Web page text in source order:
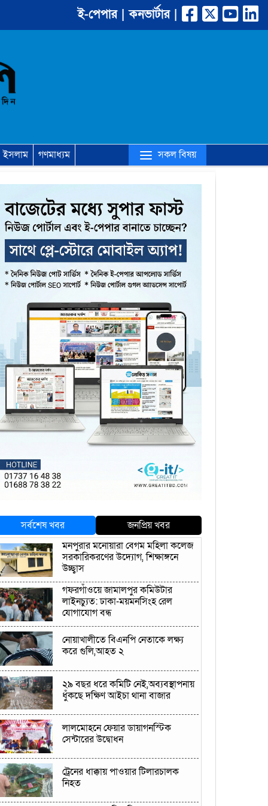
ই-পেপার |
(current) কনভার্টার |
ইসলাম গণমাধ্যম সকল বিষয়
সর্বশেষ খবর
জনপ্রিয় খবর
মনপুরার মনোয়ারা বেগম মহিলা কলেজ
সরকারিকরণের উদ্যোগ, শিক্ষাঙ্গনে
উচ্ছ্বাস
গফরগাঁওয়ে জামালপুর কমিউটার
লাইনচ্যুত: ঢাকা-ময়মনসিংহ রেল
যোগাযোগ বন্ধ
নোয়াখালীতে বিএনপি নেতাকে লক্ষ্য
করে গুলি,আহত ২
২৯ বছর ধরে কমিটি নেই,অব্যবস্থাপনায়
ধুঁকছে দক্ষিণ আইচা থানা বাজার
লালমোহনে ফেয়ার ডায়াগনস্টিক
সেন্টারের উদ্বোধন
ট্রেনের ধাক্কায় পাওয়ার টিলারচালক
নিহত